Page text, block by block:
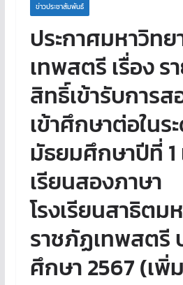
ข่าวประชาสัมพันธ์
ประกาศมหาวิท
เทพสตรี เรื่อง ร
สิทธิ์เข้ารับการ
เข้าศึกษาต่อในร
มัธยมศึกษาปีที่ 1
เรียนสองภาษา
โรงเรียนสาธิตม
ราชภัฏเทพสตรี
ศึกษา 2567 (เพิ่